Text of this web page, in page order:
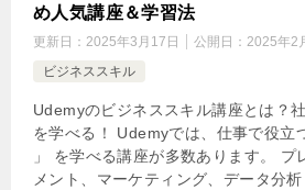
め人気講座＆学習法
更新日： 2025年3月17日 公開日： 2025年2
ビジネススキル
Udemyのビジネススキル講座とは？
を学べる！ Udemyでは、仕事で役立
」 を学べる講座が多数あります。 プ
メント、マーケティング、データ分